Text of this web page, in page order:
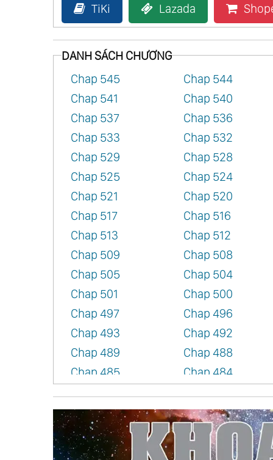
TiKi
Lazada
DANH SÁCH CHƯƠNG
Chap 545
Chap 544
Chap 541
Chap 540
Chap 537
Chap 536
Chap 533
Chap 532
Chap 529
Chap 528
Chap 525
Chap 524
Chap 521
Chap 520
Chap 517
Chap 516
Chap 513
Chap 512
Chap 509
Chap 508
Chap 505
Chap 504
Chap 501
Chap 500
Chap 497
Chap 496
Chap 493
Chap 492
Chap 489
Chap 488
Chap 485
Chap 484
Chap 477
Chap 476
Chap 473
Chap 472
Chap 469
Chap 468